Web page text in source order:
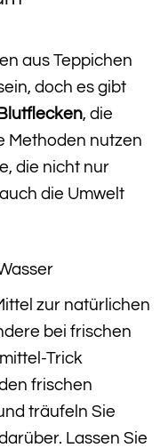
aus Teppichen
doch es gibt
, die
Methoden nutzen
die nicht nur
die Umwelt
zur natürlichen
bei frischen
Trick
frischen
träufeln Sie
Lassen Sie